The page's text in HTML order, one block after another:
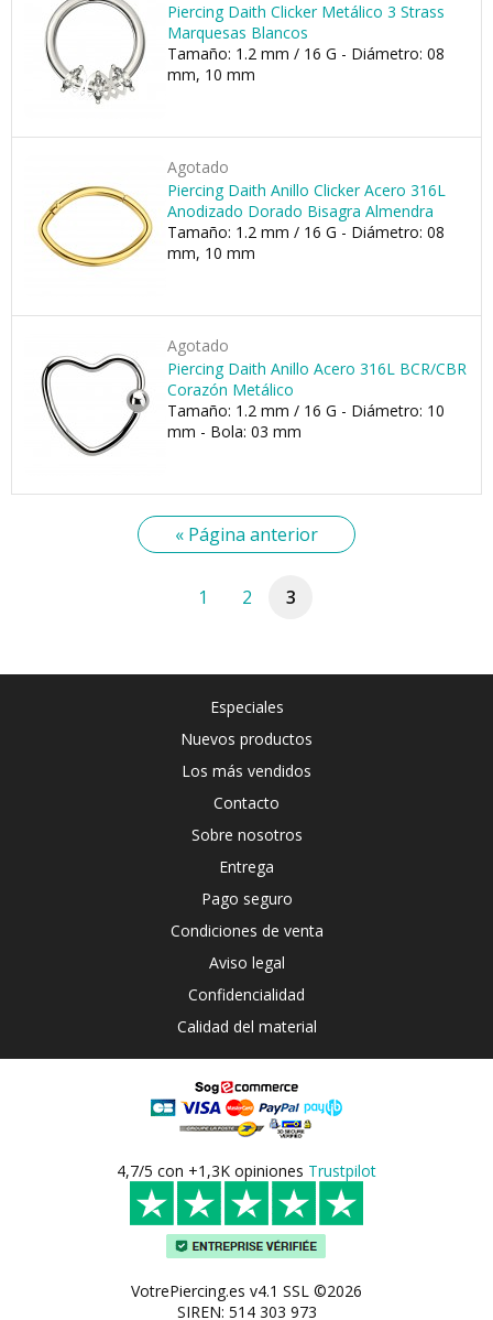
Piercing Daith Clicker Metálico 3 Strass
Marquesas Blancos
Tamaño: 1.2 mm / 16 G - Diámetro: 08
mm, 10 mm
Agotado
Piercing Daith Anillo Clicker Acero 316L
Anodizado Dorado Bisagra Almendra
Tamaño: 1.2 mm / 16 G - Diámetro: 08
mm, 10 mm
Agotado
Piercing Daith Anillo Acero 316L BCR/CBR
Corazón Metálico
Tamaño: 1.2 mm / 16 G - Diámetro: 10
mm - Bola: 03 mm
« Página anterior
1 2 3
Especiales
Nuevos productos
Los más vendidos
Contacto
Sobre nosotros
Entrega
Pago seguro
Condiciones de venta
Aviso legal
Confidencialidad
Calidad del material
4,7/5 con +1,3K opiniones Trustpilot
VotrePiercing.es v4.1 SSL ©2026
SIREN: 514 303 973